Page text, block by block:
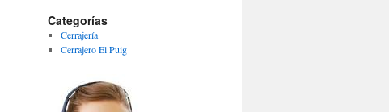
Categorías
Cerrajería
Cerrajero El Puig